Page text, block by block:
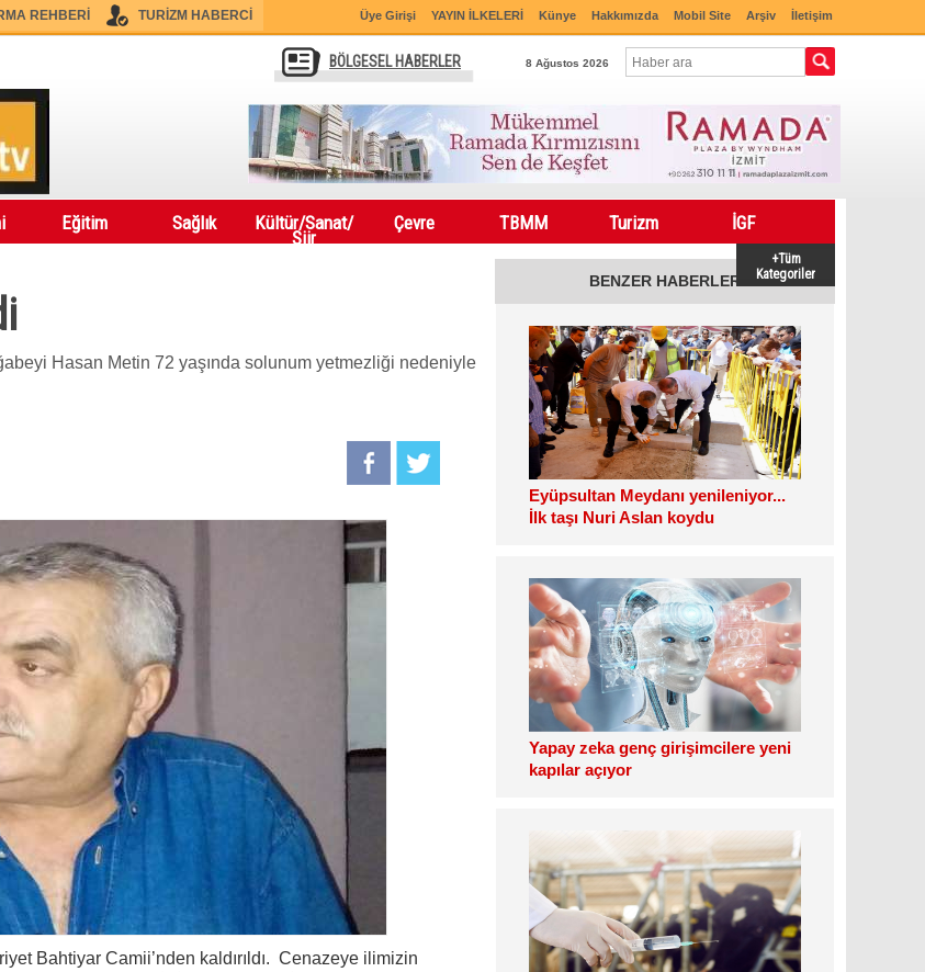
REHBERİ TURİZM HABERCİ İletişim
Arşiv
Mobil Site
Hakkımızda
Künye
YAYIN İLKELERİ
Üye Girişi
8 Ağustos 2026
BÖLGESEL HABERLER
Eğitim Sağlık Kültür/Sanat/
Şiir
Çevre TBMM Turizm
İGF
+Tüm
Kategoriler
BENZER HABERLER
Eyüpsultan Meydanı yenileniyor...
İlk taşı Nuri Aslan koydu
Yapay zeka genç girişimcilere yeni
kapılar açıyor
Hasan Metin 72 yaşında solunum yetmezliği nedeniyle
Bahtiyar Camii’nden kaldırıldı. Cenazeye ilimizin